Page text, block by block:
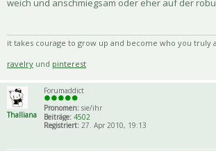
weich und anschmiegsam oder eher auf der
it takes courage to grow up and become who you truly
ravelry und pinterest
Thalliana
Forumaddict
Pronomen: sie/ihr
Beiträge: 4502
Registriert: 27. Apr 2010, 19:13